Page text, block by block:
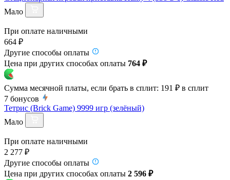
Мало
При оплате наличными
664 ₽
Другие способы оплаты
Цена при других способах оплаты 764 ₽
Сумма месячной платы, если брать в сплит: 191 ₽ в сплит
7 бонусов
Тетрис (Brick Game) 9999 игр (зелёный)
Мало
При оплате наличными
2 277 ₽
Другие способы оплаты
Цена при других способах оплаты 2 596 ₽